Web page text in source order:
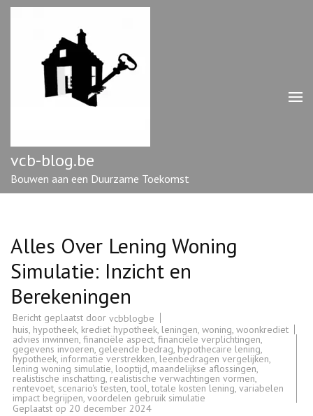
Ga
vcb-blog.be
Bouwen aan een Duurzame Toekomst
Alles Over Lening Woning
Simulatie: Inzicht en
Berekeningen
Bericht geplaatst door vcbblogbe
huis, hypotheek, krediet hypotheek, leningen, woning, woonkrediet
advies inwinnen, financiële aspect, financiële verplichtingen,
gegevens invoeren, geleende bedrag, hypothecaire lening,
hypotheek, informatie verstrekken, leenbedragen vergelijken,
lening woning simulatie, looptijd, maandelijkse aflossingen,
realistische inschatting, realistische verwachtingen vormen,
rentevoet, scenario's testen,tool,totale kosten lening, variabelen
impact begrijpen, voordelen gebruik simulatie
Geplaatst op 20 december 2024